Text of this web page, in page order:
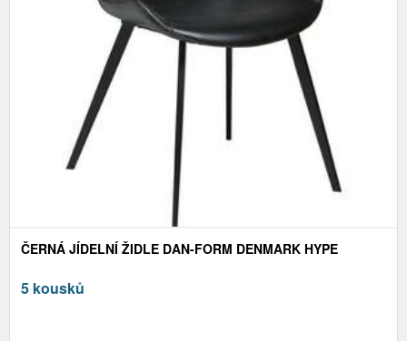
ČERNÁ JÍDELNÍ ŽIDLE DAN-FORM DENMARK HYPE
5 kousků